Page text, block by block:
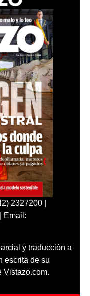
2327200 |
Email:
y traducción a
escrita de su
Vistazo.com.